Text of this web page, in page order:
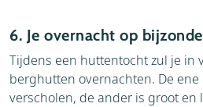
6. Je overnacht op
Tijdens een huttentocht zul je in
berghutten overnachten. De
verscholen, de ander is groot en